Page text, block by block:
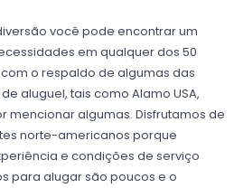
você pode encontrar um
em qualquer dos 50
o respaldo de algumas das
aluguel, tais como Alamo USA,
mencionar algumas. Disfrutamos de
norte-americanos porque
e condições de serviço
para alugar são poucos e o